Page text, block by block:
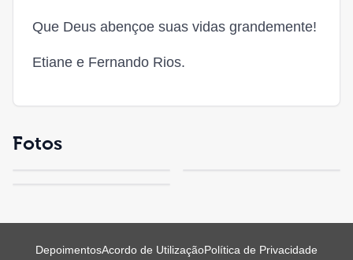
Que Deus abençoe suas vidas grandemente!
Etiane e Fernando Rios.
Fotos
DepoimentosAcordo de UtilizaçãoPolítica de Privacidade